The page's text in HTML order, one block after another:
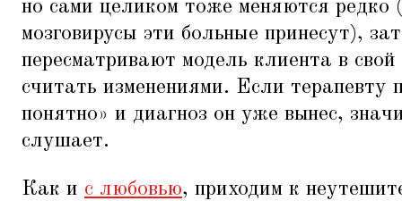
но сами целиком тоже меняются редко
мозговирусы эти больные принесут),
пересматривают модель клиента в
считать изменениями. Если терапевту
понятно» и диагноз он уже вынес,
слушает.
Как и с любовью, приходим к